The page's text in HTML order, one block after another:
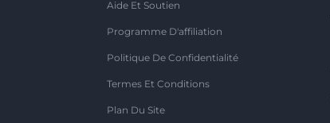
Aide Et Soutien
Programme D'affiliation
Politique De Confidentialité
Termes Et Conditions
Plan Du Site